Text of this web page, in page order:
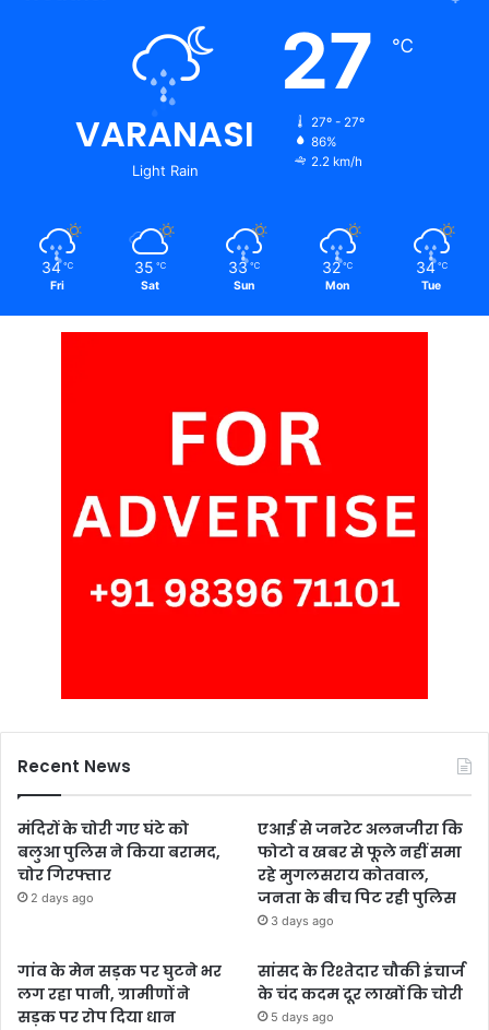
VARANASI
Light Rain
27 ℃
27º - 27º
86%
2.2 km/h
34 ℃
Fri
35 ℃
Sat
33 ℃
Sun
32 ℃
Mon
34 ℃
Tue
Recent News
मंदिरों के चोरी गए घंटे को
बलुआ पुलिस ने किया बरामद,
चोर गिरफ्तार
2 days ago
एआई से जनरेट अलनजीरा कि
फोटो व खबर से फूले नहीं समा
रहे मुगलसराय कोतवाल,
जनता के बीच पिट रही पुलिस
3 days ago
गांव के मेन सड़क पर घुटने भर
लग रहा पानी, ग्रामीणों ने
सड़क पर रोप दिया धान
सांसद के रिश्तेदार चौकी इंचार्ज
के चंद कदम दूर लाखों कि चोरी
5 days ago